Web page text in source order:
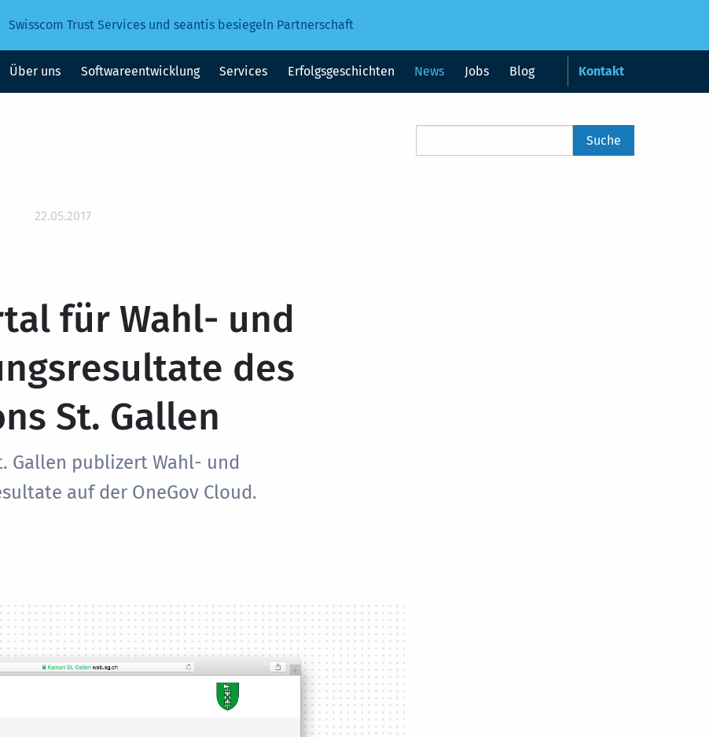
Swisscom Trust Services und seantis besiegeln Partnerschaft
Über uns Softwareentwicklung Services Erfolgsgeschichten News Jobs Blog Kontakt
22.05.2017
für Wahl- und
des
St. Gallen
Gallen publizert Wahl- und
auf der OneGov Cloud.